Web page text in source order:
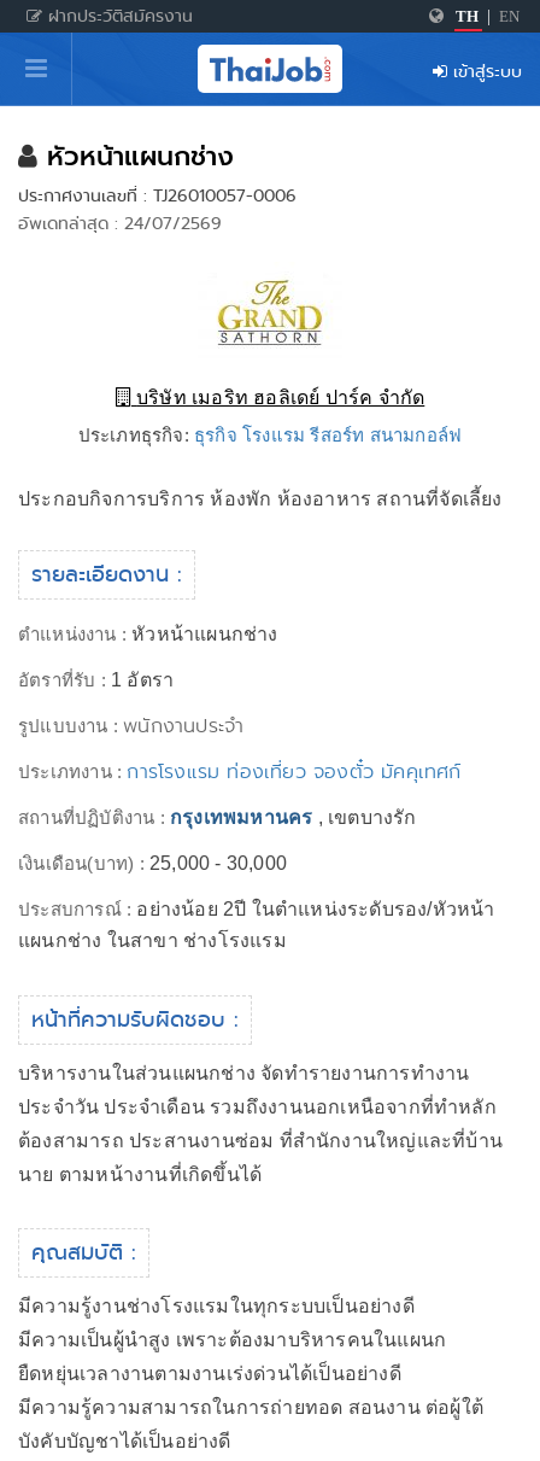
ฝากประวัติสมัครงาน TH EN
หน้าหลัก
ผู้สมัครงาน: เข้าสู่ระบบ
ฝากประวัติสมัครงาน
เกร็ดความรู้
สำหรับผู้ประกอบการ
เข้าสู่ระบบ
หัวหน้าแผนกช่าง
ประกาศงานเลขที่ : TJ26010057-0006
อัพเดทล่าสุด : 24/07/2569
บริษัท เมอริท ฮอลิเดย์ ปาร์ค จำกัด
ประเภทธุรกิจ: ธุรกิจ โรงแรม รีสอร์ท สนามกอล์ฟ
ประกอบกิจการบริการ ห้องพัก ห้องอาหาร สถานที่จัดเลี้ยง
รายละเอียดงาน :
ตำแหน่งงาน :หัวหน้าแผนกช่าง
อัตราที่รับ : 1 อัตรา
รูปแบบงาน :พนักงานประจำ
ประเภทงาน : การโรงแรม ท่องเที่ยว จองตั๋ว มัคคุเทศก์
สถานที่ปฏิบัติงาน : กรุงเทพมหานคร , เขตบางรัก
เงินเดือน(บาท) : 25,000 - 30,000
ประสบการณ์ : อย่างน้อย 2ปี ในตำแหน่งระดับรอง/หัวหน้า
แผนกช่าง ในสาขา ช่างโรงแรม
หน้าที่ความรับผิดชอบ :
บริหารงานในส่วนแผนกช่าง จัดทำรายงานการทำงาน
ประจำวัน ประจำเดือน รวมถึงงานนอกเหนือจากที่ทำหลัก
ต้องสามารถ ประสานงานซ่อม ที่สำนักงานใหญ่และที่บ้าน
นาย ตามหน้างานที่เกิดขึ้นได้
คุณสมบัติ :
มีความรู้งานช่างโรงแรมในทุกระบบเป็นอย่างดี
มีความเป็นผู้นำสูง เพราะต้องมาบริหารคนในแผนก
ยืดหยุ่นเวลางานตามงานเร่งด่วนได้เป็นอย่างดี
มีความรู้ความสามารถในการถ่ายทอด สอนงาน ต่อผู้ใต้
บังคับบัญชาได้เป็นอย่างดี